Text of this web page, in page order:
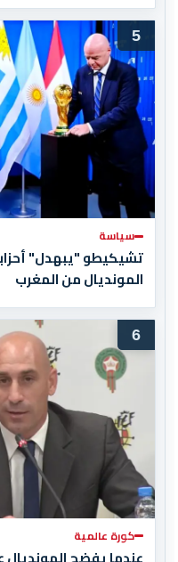
5
سياسة
تشيكيطو "يبهدل"
المونديال من المغرب
6
كورة عالمية